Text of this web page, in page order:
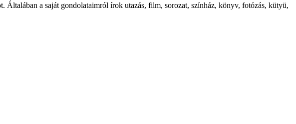
a saját gondolataimról írok utazás, film, sorozat, színház, könyv, fotózás, kütyü,